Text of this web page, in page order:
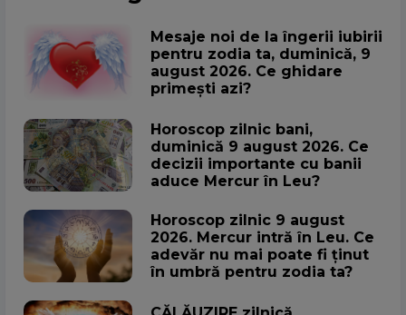
Mesaje noi de la îngerii iubirii
pentru zodia ta, duminică, 9
august 2026. Ce ghidare
primești azi?
Horoscop zilnic bani,
duminică 9 august 2026. Ce
decizii importante cu banii
aduce Mercur în Leu?
Horoscop zilnic 9 august
2026. Mercur intră în Leu. Ce
adevăr nu mai poate fi ținut
în umbră pentru zodia ta?